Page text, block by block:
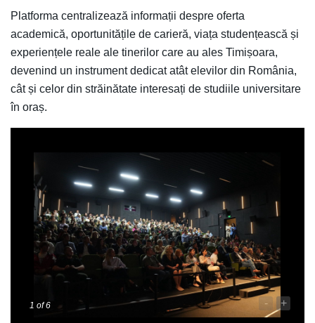
Platforma centralizează informații despre oferta
academică, oportunitățile de carieră, viața studențească și
experiențele reale ale tinerilor care au ales Timișoara,
devenind un instrument dedicat atât elevilor din România,
cât și celor din străinătate interesați de studiile universitare
în oraș.
1 of 6 - +